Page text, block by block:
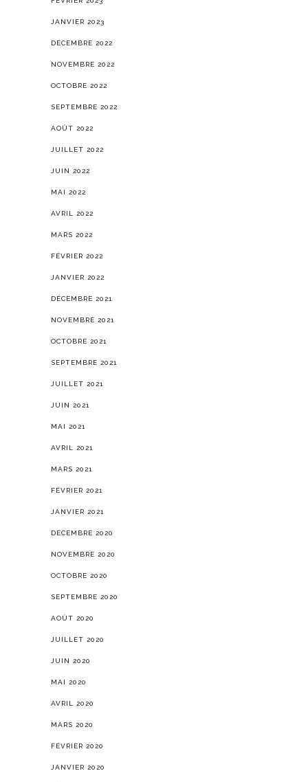
JANVIER 2023
DÉCEMBRE 2022
NOVEMBRE 2022
OCTOBRE 2022
SEPTEMBRE 2022
AOÛT 2022
JUILLET 2022
JUIN 2022
MAI 2022
AVRIL 2022
MARS 2022
FÉVRIER 2022
JANVIER 2022
DÉCEMBRE 2021
NOVEMBRE 2021
OCTOBRE 2021
SEPTEMBRE 2021
JUILLET 2021
JUIN 2021
MAI 2021
AVRIL 2021
MARS 2021
FÉVRIER 2021
JANVIER 2021
DÉCEMBRE 2020
NOVEMBRE 2020
OCTOBRE 2020
SEPTEMBRE 2020
AOÛT 2020
JUILLET 2020
JUIN 2020
MAI 2020
AVRIL 2020
MARS 2020
FÉVRIER 2020
JANVIER 2020